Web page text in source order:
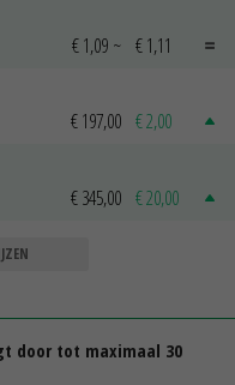
€ 1,09 ~ € 1,11
€ 197,00 € 2,00
€ 345,00 € 20,00
door tot maximaal 30